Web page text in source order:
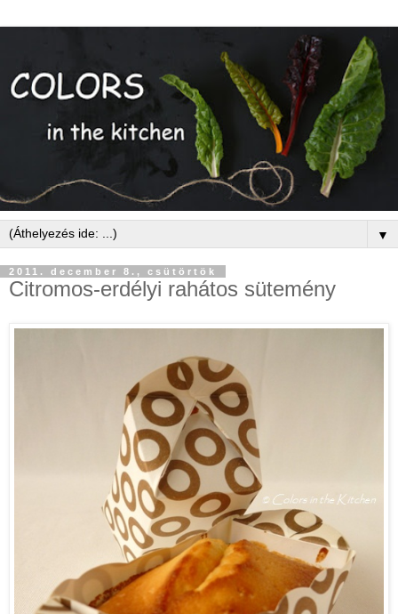
▼
2011. december 8., csütörtök
Citromos-erdélyi rahátos sütemény